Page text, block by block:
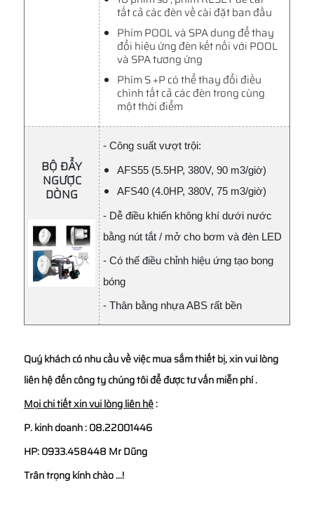
tất cả các đèn về cài đặt ban đầu
Phím POOL và SPA dung để thay
đổi hiệu ứng đèn kết nối với POOL
và SPA tương ứng
Phím S +P có thể thay đổi điều
chình tất cả các đèn trong cùng
một thời điểm
BỘ ĐẨY
NGƯỢC
DÒNG
- Công suất vượt trội:
AFS55 (5.5HP, 380V, 90 m3/giờ)
AFS40 (4.0HP, 380V, 75 m3/giờ)
- Dễ điều khiển không khí dưới nước
bằng nút tắt / mở cho bơm và đèn LED
- Có thể điều chỉnh hiệu ứng tạo bong
bóng
- Thân bằng nhựa ABS rất bền
Quý khách có nhu cầu về việc mua sắm thiết bị, xin vui lòng
liên hệ đến công ty chúng tôi để được tư vấn miễn phí .
Mọi chi tiết xin vui lòng liên hệ:
P. kinh doanh : 08.22001446
HP: 0933.458448 Mr Dũng
Trân trọng kính chào ...!